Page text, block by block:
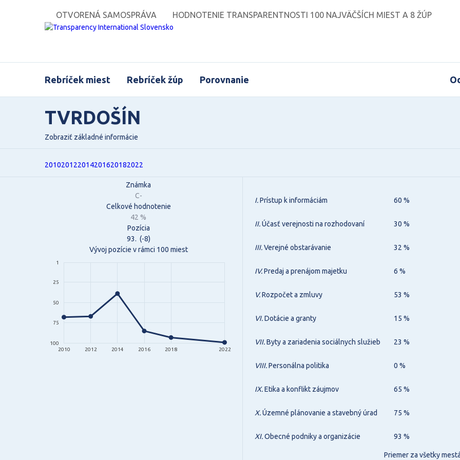
OTVORENÁ SAMOSPRÁVA HODNOTENIE TRANSPARENTNOSTI 100 NAJVÄČŠÍCH MIEST A 8 ŽÚP
Rebríček miest Rebríček žúp Porovnanie
TVRDOŠÍN
Zobraziť základné informácie
201020122014201620182022
Známka
C-
Celkové hodnotenie
42 %
Pozícia
93. (-8)
Vývoj pozície v rámci 100 miest
2010 2012 2014 2016 2018 2022
1
25
50
75
100
I.Prístup k informáciám 60 %
II.Účasť verejnosti na rozhodovaní 30 %
III.Verejné obstarávanie 32 %
IV.Predaj a prenájom majetku 6 %
V.Rozpočet a zmluvy 53 %
VI.Dotácie a granty 15 %
VII.Byty a zariadenia sociálnych služieb 23 %
VIII.Personálna politika 0 %
IX.Etika a konflikt záujmov 65 %
X.Územné plánovanie a stavebný úrad 75 %
XI.Obecné podniky a organizácie 93 %
Priemer za všetky